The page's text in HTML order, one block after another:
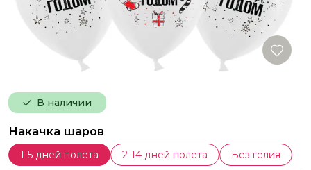
В наличии
Накачка шаров
1-5 дней полёта 2-14 дней полёта Без гелия